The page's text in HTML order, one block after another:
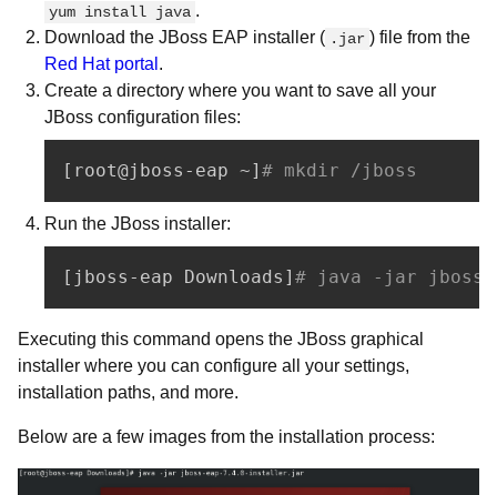
yum install java .
Download the JBoss EAP installer ( .jar ) file from the
Red Hat portal .
Create a directory where you want to save all your
JBoss configuration files:
[ root@jboss-eap ~] # mkdir /jboss
Run the JBoss installer:
[ jboss-eap Downloads ] # java -jar
Executing this command opens the JBoss graphical
installer where you can configure all your settings,
installation paths, and more.
Below are a few images from the installation process: